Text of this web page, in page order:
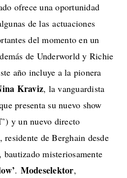
ofrece una oportunidad
de las actuaciones
del momento en un
de Underworld y Richie
año incluye a la pionera
Kraviz, la vanguardista
presenta su nuevo show
y un nuevo directo
, residente de Berghain desde
bautizado misteriosamente
. Modeselektor,